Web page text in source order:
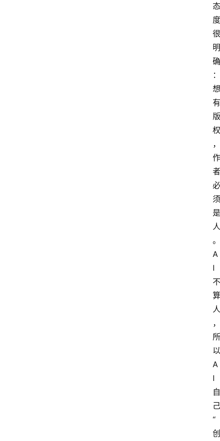
态
度
很
明
确
：
想
有
版
权
，
作
者
必
须
是
人
。
A
I
不
算
人
，
所
以
A
I
自
己
“
创